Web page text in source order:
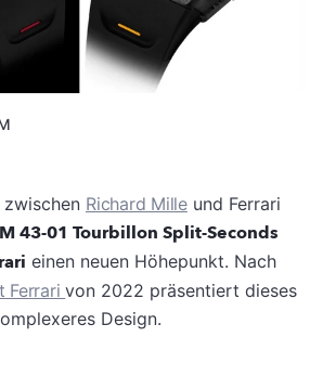
Richard Milleund Ferrari
43-01 Tourbillon Split-Seconds
einen neuen Höhepunkt. Nach
Ferrarivon 2022 präsentiert dieses
Design.